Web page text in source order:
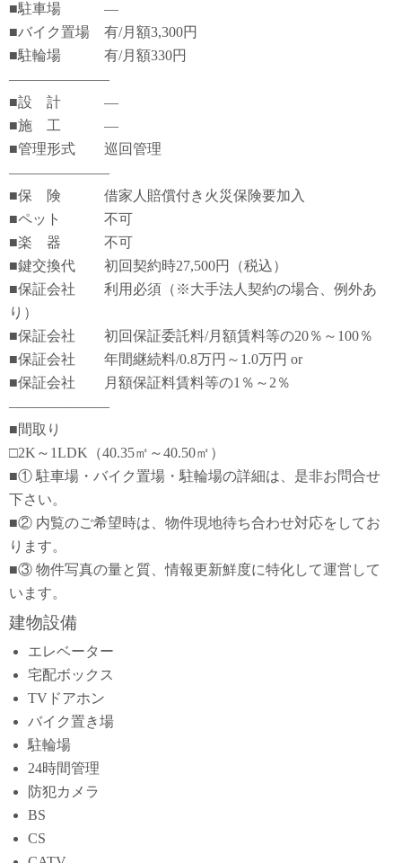
■駐車場 ―
■バイク置場 有/月額3,300円
■駐輪場 有/月額330円
―――――――
■設 計 ―
■施 工 ―
■管理形式 巡回管理
―――――――
■保 険 借家人賠償付き火災保険要加入
■ペット 不可
■楽 器 不可
■鍵交換代 初回契約時27,500円（税込）
■保証会社 利用必須（※大手法人契約の場合、例外あ
り）
■保証会社 初回保証委託料/月額賃料等の20％～100％
■保証会社 年間継続料/0.8万円～1.0万円 or
■保証会社 月額保証料賃料等の1％～2％
―――――――
■間取り
□2K～1LDK（40.35㎡～40.50㎡）
■① 駐車場・バイク置場・駐輪場の詳細は、是非お問合せ
下さい。
■② 内覧のご希望時は、物件現地待ち合わせ対応をしてお
ります。
■③ 物件写真の量と質、情報更新鮮度に特化して運営して
います。
建物設備
エレベーター
宅配ボックス
TVドアホン
バイク置き場
駐輪場
24時間管理
防犯カメラ
BS
CS